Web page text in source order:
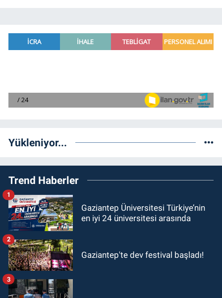
Yükleniyor...
Trend Haberler
Gaziantep Üniversitesi Türkiye’nin
en iyi 24 üniversitesi arasında
1
Gaziantep'te dev festival başladı!
2
3